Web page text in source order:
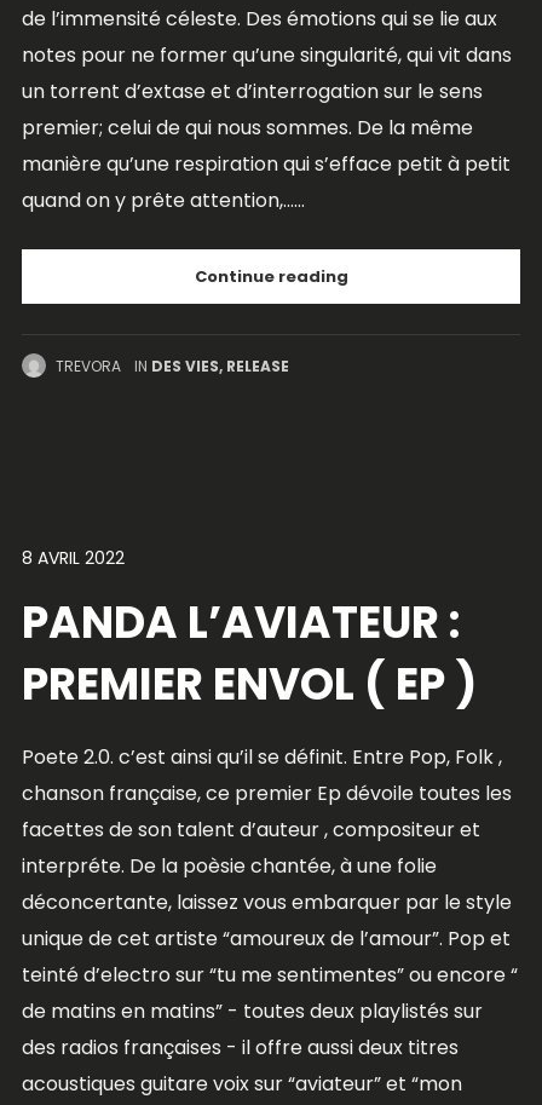
de l’immensité céleste. Des émotions qui se lie aux
notes pour ne former qu’une singularité, qui vit dans
un torrent d’extase et d’interrogation sur le sens
premier; celui de qui nous sommes. De la même
manière qu’une respiration qui s’efface petit à petit
quand on y prête attention,......
Continue reading
TREVORA IN DES VIES, RELEASE
8 AVRIL 2022
PANDA L’AVIATEUR :
PREMIER ENVOL ( EP )
Poete 2.0. c’est ainsi qu’il se définit. Entre Pop, Folk ,
chanson française, ce premier Ep dévoile toutes les
facettes de son talent d’auteur , compositeur et
interpréte. De la poèsie chantée, à une folie
déconcertante, laissez vous embarquer par le style
unique de cet artiste “amoureux de l’amour”. Pop et
teinté d’electro sur “tu me sentimentes” ou encore “
de matins en matins” - toutes deux playlistés sur
des radios françaises - il offre aussi deux titres
acoustiques guitare voix sur “aviateur” et “mon